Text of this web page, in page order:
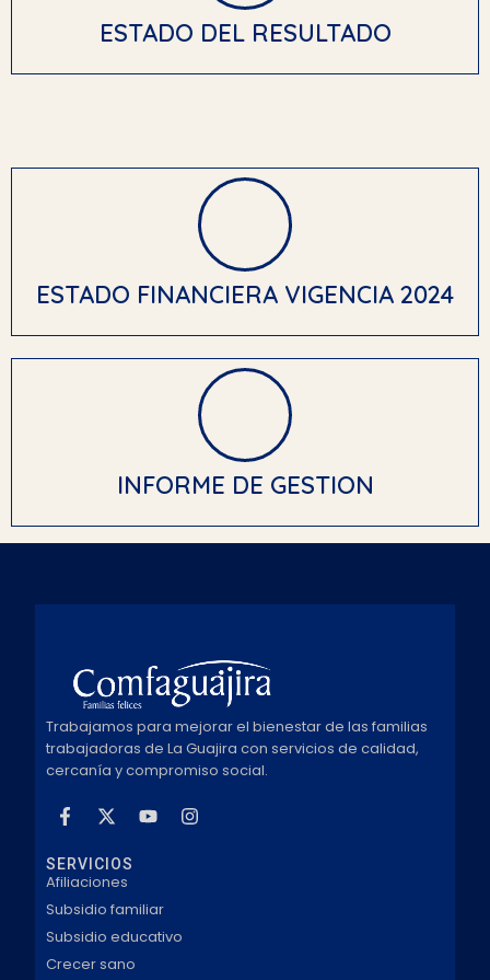
ESTADO DEL RESULTADO
ESTADO FINANCIERA VIGENCIA 2024
INFORME DE GESTION
Trabajamos para mejorar el bienestar de las familias
trabajadoras de La Guajira con servicios de calidad,
cercanía y compromiso social.
SERVICIOS
Afiliaciones
Subsidio familiar
Subsidio educativo
Crecer sano